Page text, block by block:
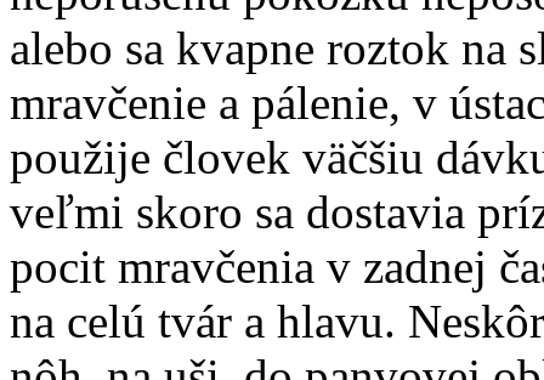
alebo sa kvapne roztok na
mravčenie a pálenie, v
použije človek väčšiu
veľmi skoro sa dostavia
pocit mravčenia v zadnej
na celú tvár a hlavu.